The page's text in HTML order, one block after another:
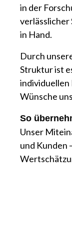
in der
verlässlicher
in Hand.
Durch
Struktur ist
Wünsche
So
Unser
und Kunden